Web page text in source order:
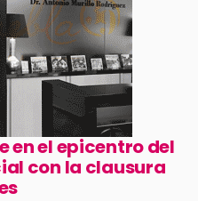
en el epicentro del
con la clausura